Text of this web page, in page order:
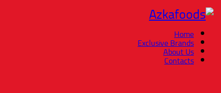
Home
Exclusive Brands
About Us
Contacts